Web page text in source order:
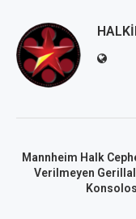
Mannheim Halk
Verilmeyen